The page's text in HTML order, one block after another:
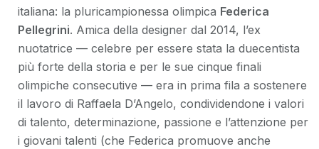
italiana: la pluricampionessa olimpica Federica
Pellegrini. Amica della designer dal 2014, l’ex
nuotatrice — celebre per essere stata la duecentista
più forte della storia e per le sue cinque finali
olimpiche consecutive — era in prima fila a sostenere
il lavoro di Raffaela D’Angelo, condividendone i valori
di talento, determinazione, passione e l’attenzione per
i giovani talenti (che Federica promuove anche